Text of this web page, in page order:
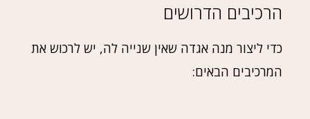
הרכיבים הדרושים
כדי ליצור מנה אגדה שאין שנייה לה, יש לרכוש את
המרכיבים הבאים: